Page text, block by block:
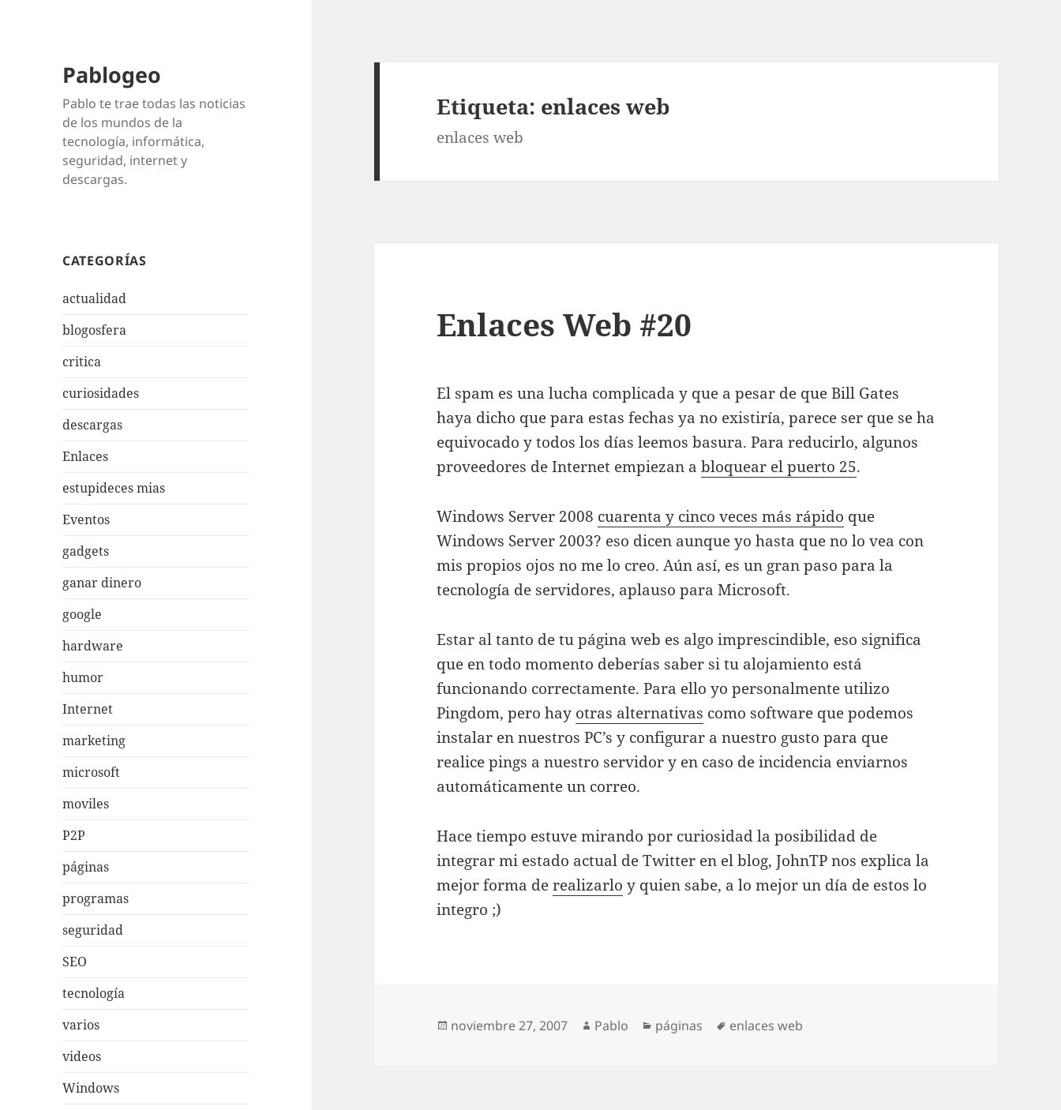
Pablogeo
Pablo te trae todas las noticias
de los mundos de la
tecnología, informática,
seguridad, internet y
descargas.
CATEGORÍAS
actualidad
blogosfera
critica
curiosidades
descargas
Enlaces
estupideces mias
Eventos
gadgets
ganar dinero
google
hardware
humor
Internet
marketing
microsoft
moviles
P2P
páginas
programas
seguridad
SEO
tecnología
varios
videos
Windows
Etiqueta: enlaces web
enlaces web
Enlaces Web #20
El spam es una lucha complicada y que a pesar de que Bill Gates
haya dicho que para estas fechas ya no existiría, parece ser que se ha
equivocado y todos los días leemos basura. Para reducirlo, algunos
proveedores de Internet empiezan abloquear el puerto 25.
Windows Server 2008 cuarenta y cinco veces más rápido que
Windows Server 2003? eso dicen aunque yo hasta que no lo vea con
mis propios ojos no me lo creo. Aún así, es un gran paso para la
tecnología de servidores, aplauso para Microsoft.
Estar al tanto de tu página web es algo imprescindible, eso significa
que en todo momento deberías saber si tu alojamiento está
funcionando correctamente. Para ello yo personalmente utilizo
Pingdom, pero hay otras alternativas como software que podemos
instalar en nuestros PC’s y configurar a nuestro gusto para que
realice pings a nuestro servidor y en caso de incidencia enviarnos
automáticamente un correo.
Hace tiempo estuve mirando por curiosidad la posibilidad de
integrar mi estado actual de Twitter en el blog, JohnTP nos explica la
mejor forma derealizarlo y quien sabe, a lo mejor un día de estos lo
integro ;)
Publicado
noviembre 27, 2007 Autor
Pablo Categorías
páginas Etiquetas
enlaces web